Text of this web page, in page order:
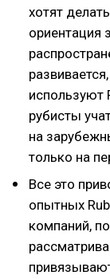
хотят
ориентация
используют
рубисты
на
только на
Все это
опытных
компаний,